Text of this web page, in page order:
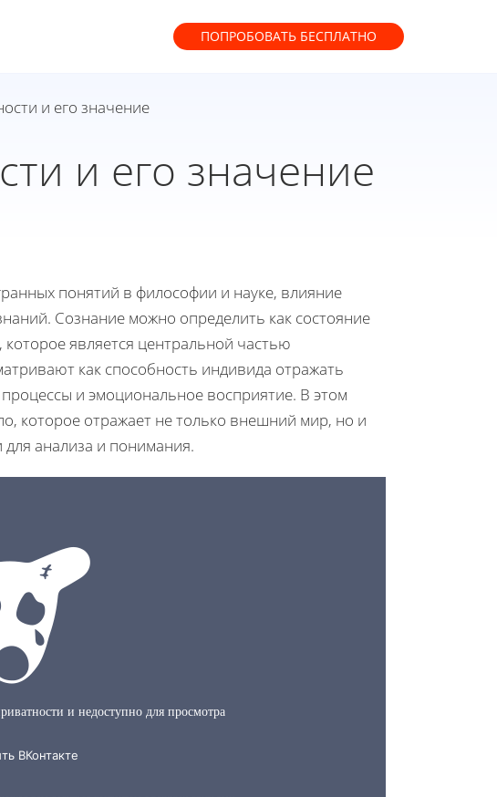
ПОПРОБОВАТЬ БЕСПЛАТНО
и его значение
и его значение
понятий в философии и науке, влияние
Сознание можно определить как состояние
является центральной частью
как способность индивида отражать
и эмоциональное восприятие. В этом
которое отражает не только внешний мир, но и
анализа и понимания.